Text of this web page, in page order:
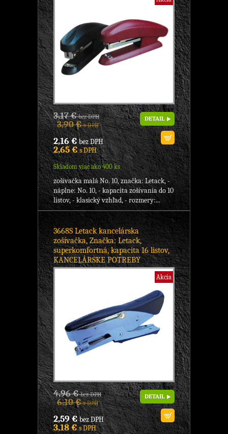
3,17 €bez DPH
3,90 €s DPH
2,16 €bez DPH
2,65 €s DPH
Skladom viac ako 400 ks
DETAIL
zošívačka malá No. 10, značka: Letack, -
náplne: No. 10, - kapacita zošívania do 10
listov, - klasický vzhľad, - rozmery:...
3668S Letack kancelárska
zošívačka, Značka: Letack,
superkomfortná, kapacita 16 listov,
KANCELÁRSKE POTREBY
Akcia
4,96 €bez DPH
6,10 €s DPH
2,59 €bez DPH
3,18 €s DPH
DETAIL